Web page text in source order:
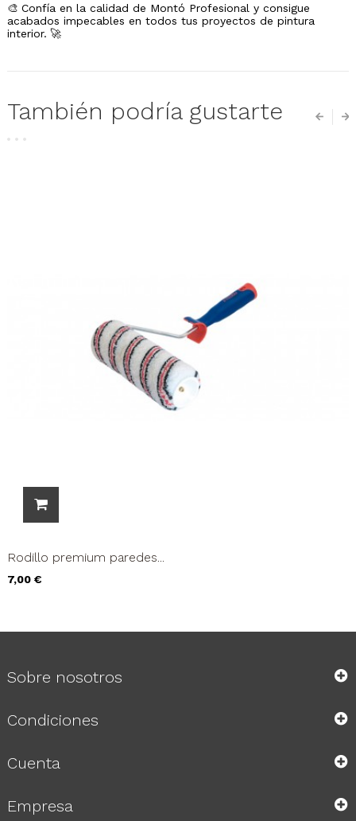
🎨 Confía en la calidad de Montó Profesional y consigue
acabados impecables en todos tus proyectos de pintura
interior. 🚀
También podría gustarte
Rodillo premium paredes...
Precio
7,00 €
Sobre nosotros
Condiciones
Cuenta
Empresa